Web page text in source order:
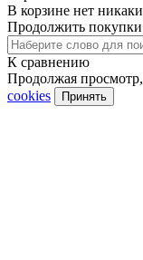
В корзине нет
Продолжить покупки
К сравнению
Продолжая просмотр,
cookies
Принять